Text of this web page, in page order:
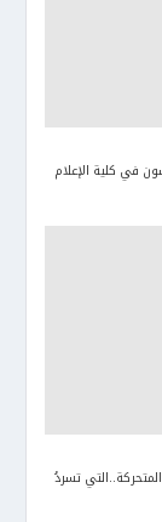
في كلية الإعلام
تسردُ